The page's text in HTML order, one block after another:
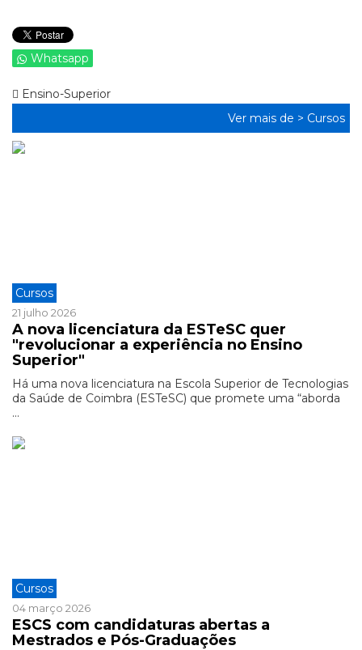
Whatsapp
Ensino-Superior
Ver mais de > Cursos
Cursos
21 julho 2026
A nova licenciatura da ESTeSC quer
"revolucionar a experiência no Ensino
Superior"
Há uma nova licenciatura na Escola Superior de Tecnologias
da Saúde de Coimbra (ESTeSC) que promete uma “aborda
...
Cursos
04 março 2026
ESCS com candidaturas abertas a
Mestrados e Pós-Graduações